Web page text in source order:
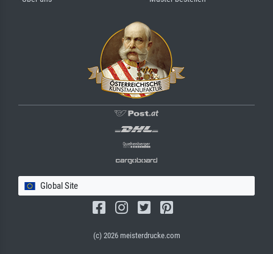
Global Site
(c) 2026 meisterdrucke.com